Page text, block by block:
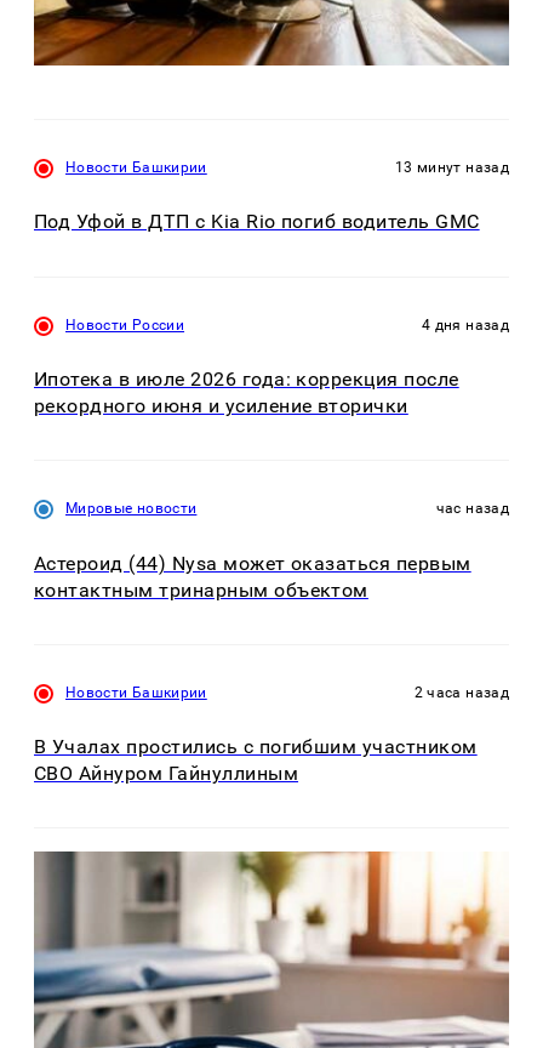
Новости Башкирии 13 минут назад
Под Уфой в ДТП с Kia Rio погиб водитель GMC
Новости России 4 дня назад
Ипотека в июле 2026 года: коррекция после
рекордного июня и усиление вторички
Мировые новости час назад
Астероид (44) Nysa может оказаться первым
контактным тринарным объектом
Новости Башкирии 2 часа назад
В Учалах простились с погибшим участником
СВО Айнуром Гайнуллиным